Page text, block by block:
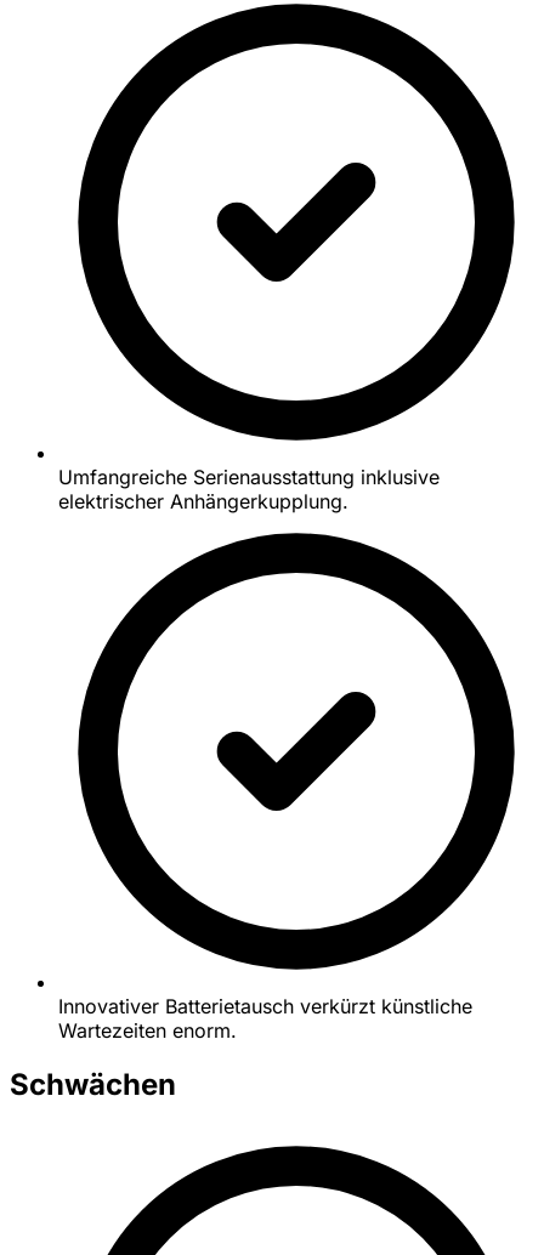
Umfangreiche Serienausstattung inklusive
elektrischer Anhängerkupplung.
Innovativer Batterietausch verkürzt künstliche
Wartezeiten enorm.
Schwächen